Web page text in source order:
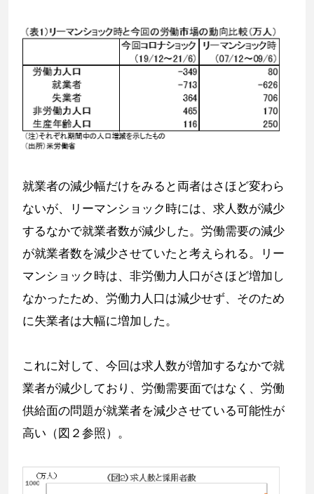
就業者の減少幅だけをみると両者はさほど変わら
ないが、リーマンショック時には、求人数が減少
するなかで就業者数が減少した。労働需要の減少
が就業者数を減少させていたと考えられる。リー
マンショック時は、非労働力人口がさほど増加し
なかったため、労働力人口は減少せず、そのため
に失業者は大幅に増加した。
これに対して、今回は求人数が増加するなかで就
業者が減少しており、労働需要面ではなく、労働
供給面の問題が就業者を減少させている可能性が
高い（図２参照）。